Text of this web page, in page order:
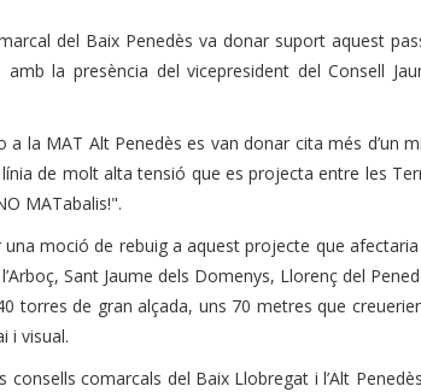
del Baix Penedès va donar suport aquest
la presència del vicepresident del Consell
la MAT Alt Penedès es van donar cita més d’un
de molt alta tensió que es projecta entre les
MATabalis!".
moció de rebuig a aquest projecte que afectaria
Sant Jaume dels Domenys, Llorenç del
torres de gran alçada, uns 70 metres que
i visual.
comarcals del Baix Llobregat i l’Alt